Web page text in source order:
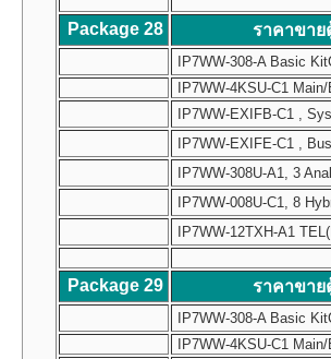
Package 28 ราคาขาย
IP7WW-308-A Basic
IP7WW-4KSU-C1
IP7WW-EXIFB-C1 ,
IP7WW-EXIFE-C1 ,
IP7WW-308U-A1, 3
IP7WW-008U-C1, 8
IP7WW-12TXH-A1
Package 29 ราคาขาย
IP7WW-308-A Basic
IP7WW-4KSU-C1